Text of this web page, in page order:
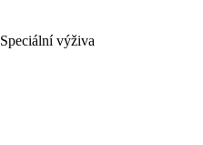
Speciální výživa